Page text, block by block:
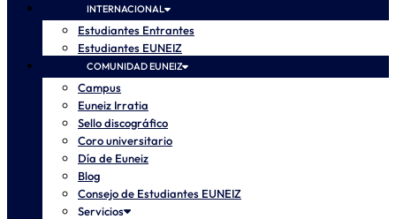
INTERNACIONAL
Estudiantes Entrantes
Estudiantes EUNEIZ
COMUNIDAD EUNEIZ
Campus
Euneiz Irratia
Sello discográfico
Coro universitario
Día de Euneiz
Blog
Consejo de Estudiantes EUNEIZ
Servicios